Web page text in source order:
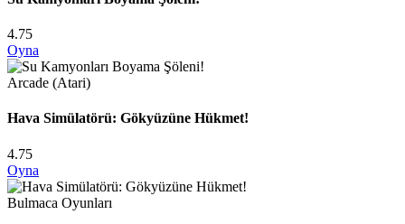
4.75
Oyna
Arcade (Atari)
Hava Simülatörü: Gökyüzüne Hükmet!
4.75
Oyna
Bulmaca Oyunları